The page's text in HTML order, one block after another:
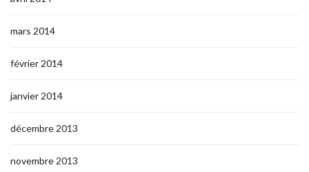
mars 2014
février 2014
janvier 2014
décembre 2013
novembre 2013